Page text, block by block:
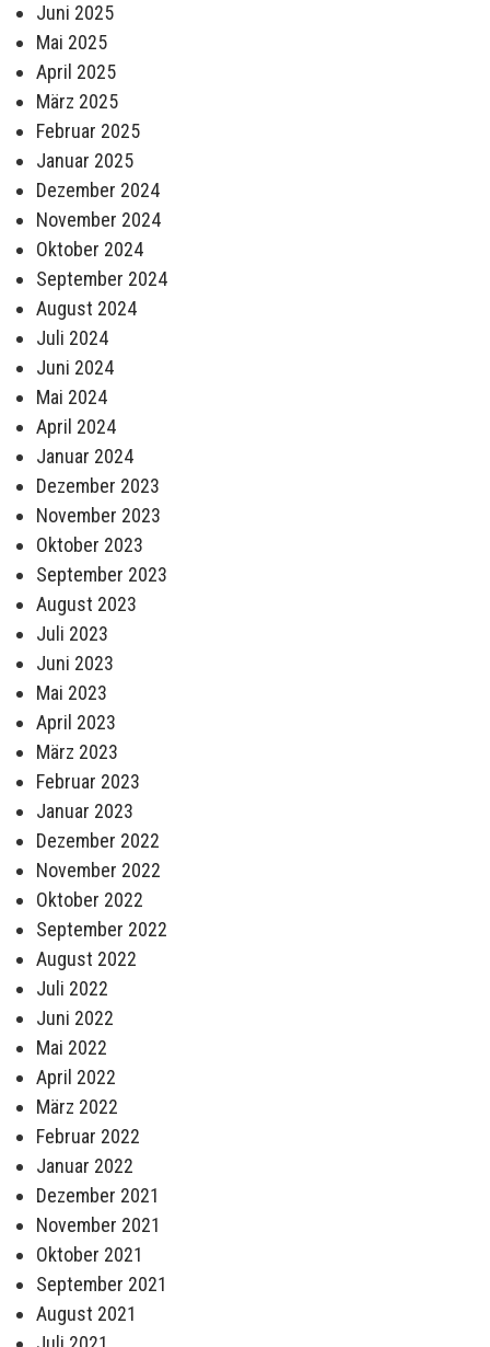
Juni 2025
Mai 2025
April 2025
März 2025
Februar 2025
Januar 2025
Dezember 2024
November 2024
Oktober 2024
September 2024
August 2024
Juli 2024
Juni 2024
Mai 2024
April 2024
Januar 2024
Dezember 2023
November 2023
Oktober 2023
September 2023
August 2023
Juli 2023
Juni 2023
Mai 2023
April 2023
März 2023
Februar 2023
Januar 2023
Dezember 2022
November 2022
Oktober 2022
September 2022
August 2022
Juli 2022
Juni 2022
Mai 2022
April 2022
März 2022
Februar 2022
Januar 2022
Dezember 2021
November 2021
Oktober 2021
September 2021
August 2021